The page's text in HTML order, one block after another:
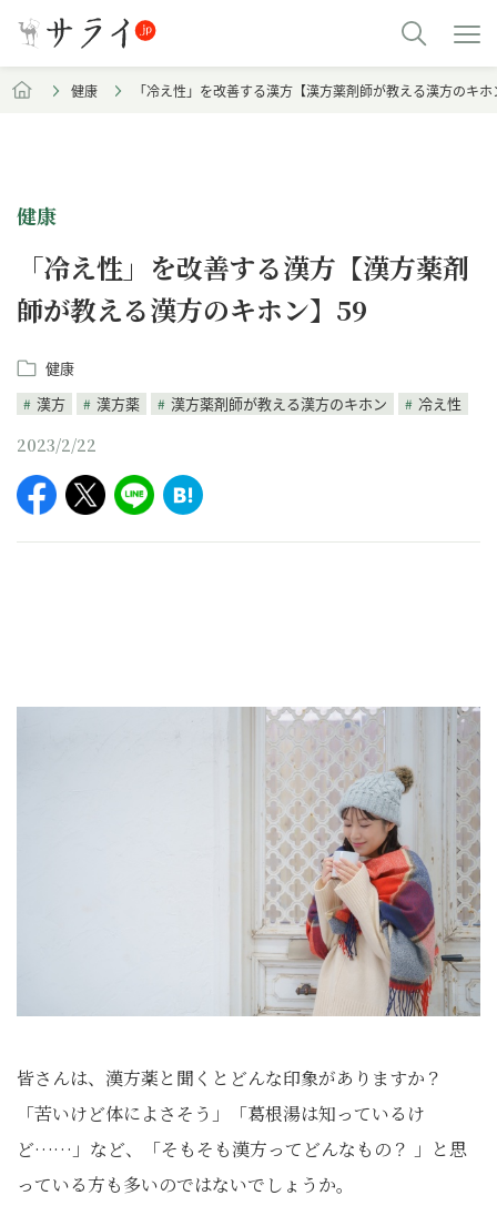
健康 「冷え性」を改善する漢方【漢方薬剤師が教える漢方のキ
健康
「冷え性」を改善する漢方【漢方薬剤
師が教える漢方のキホン】59
健康
漢方
漢方薬 漢方薬剤師が教える漢方のキホン 冷え性
2023/2/22
皆さんは、漢方薬と聞くとどんな印象がありますか？
「苦いけど体によさそう」「葛根湯は知っているけ
ど……」など、「そもそも漢方ってどんなもの？ 」と思
っている方も多いのではないでしょうか。